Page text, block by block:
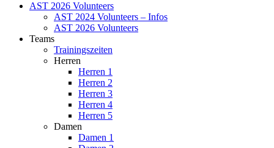
AST 2026 Volunteers
AST 2024 Volunteers – Infos
AST 2026 Volunteers
Teams
Trainingszeiten
Herren
Herren 1
Herren 2
Herren 3
Herren 4
Herren 5
Damen
Damen 1